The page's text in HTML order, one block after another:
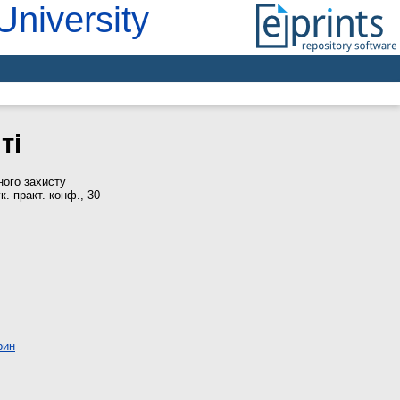
захисту
практ. конф., 30